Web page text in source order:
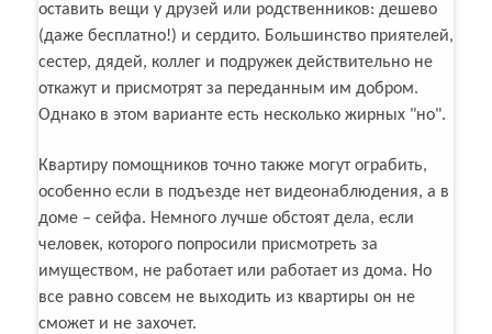
оставить вещи у друзей или родственников: дешево
(даже бесплатно!) и сердито. Большинство приятелей,
сестер, дядей, коллег и подружек действительно не
откажут и присмотрят за переданным им добром.
Однако в этом варианте есть несколько жирных "но".
Квартиру помощников точно также могут ограбить,
особенно если в подъезде нет видеонаблюдения, а в
доме – сейфа. Немного лучше обстоят дела, если
человек, которого попросили присмотреть за
имуществом, не работает или работает из дома. Но
все равно совсем не выходить из квартиры он не
сможет и не захочет.